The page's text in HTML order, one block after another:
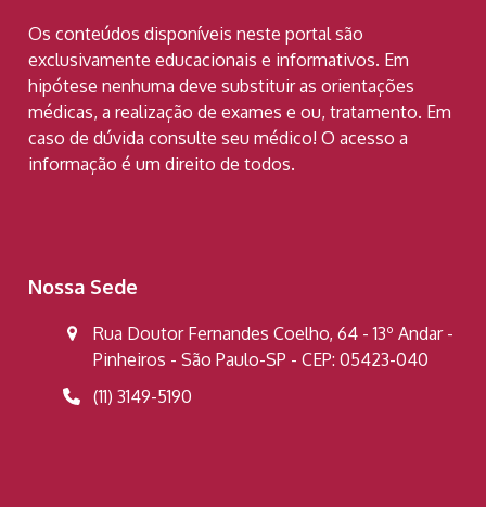
Os conteúdos disponíveis neste portal são
exclusivamente educacionais e informativos. Em
hipótese nenhuma deve substituir as orientações
médicas, a realização de exames e ou, tratamento. Em
caso de dúvida consulte seu médico! O acesso a
informação é um direito de todos.
Nossa Sede
Rua Doutor Fernandes Coelho, 64 - 13º Andar -
Pinheiros - São Paulo-SP - CEP: 05423-040
(11) 3149-5190